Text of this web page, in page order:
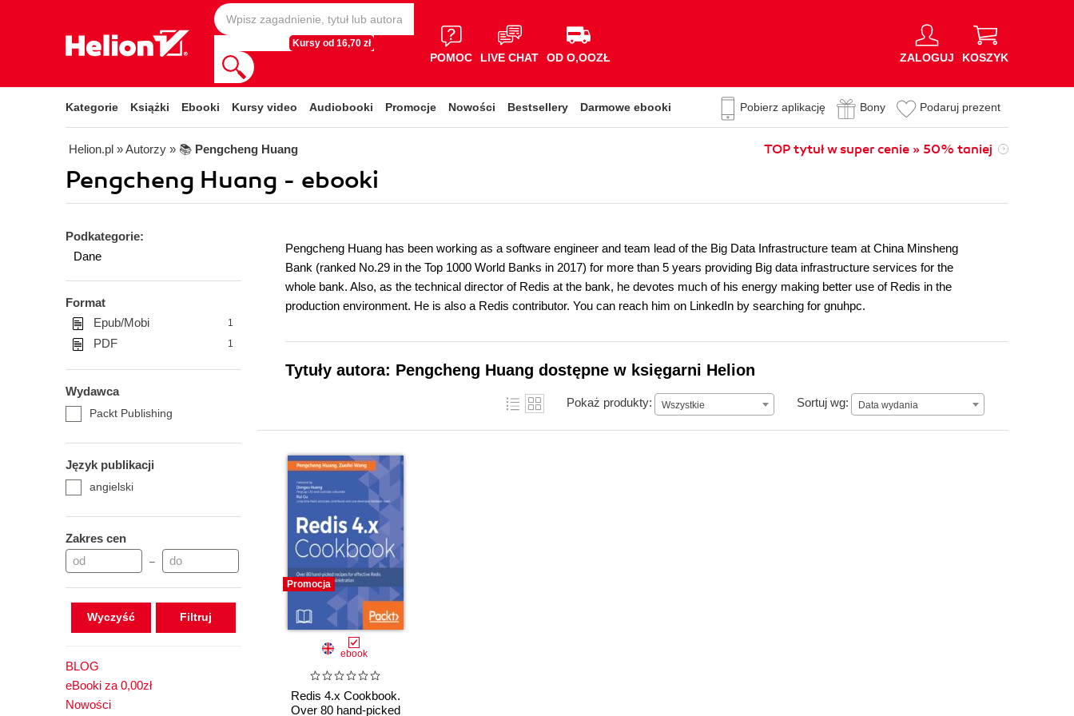
Kursy od 16,70 zł
POMOC LIVE CHAT OD O,OOZŁ ZALOGUJ KOSZYK
Kategorie Książki Ebooki Kursy video Audiobooki Promocje Nowości Bestsellery Darmowe ebooki Pobierz aplikację Bony Podaruj prezent
Helion.pl » Autorzy » 📚 Pengcheng Huang TOP tytuł w super cenie » 50% taniej
Pengcheng Huang - ebooki
Podkategorie:
Dane
Format
Epub/Mobi
1
PDF 1
Wydawca
Packt Publishing
Język publikacji
angielski
Zakres cen
–
Wyczyść
BLOG
eBooki za 0,00zł
Nowości
Pengcheng Huang has been working as a software engineer and team lead of the Big Data Infrastructure team at China Minsheng
Bank (ranked No.29 in the Top 1000 World Banks in 2017) for more than 5 years providing Big data infrastructure services for the
whole bank. Also, as the technical director of Redis at the bank, he devotes much of his energy making better use of Redis in the
production environment. He is also a Redis contributor. You can reach him on LinkedIn by searching for gnuhpc.
Tytuły autora: Pengcheng Huang dostępne w księgarni Helion
Pokaż produkty: Wszystkie Sortuj wg: Data wydania
Data wydania
Promocja
ebook
Redis 4.x Cookbook.
Over 80 hand-picked